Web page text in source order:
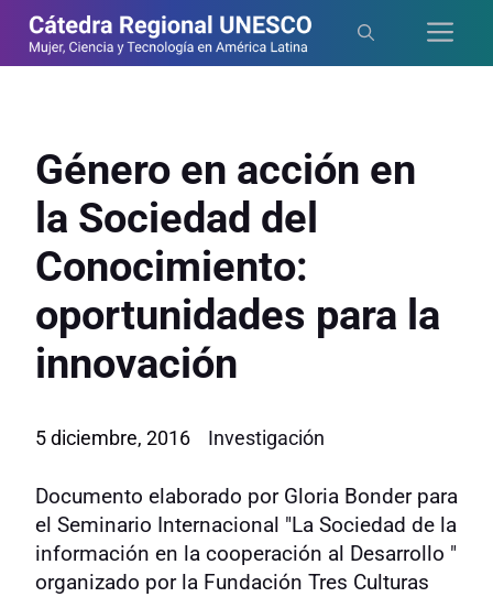
Saltar
contenido
Género en acción en
la Sociedad del
Conocimiento:
oportunidades para la
innovación
5 diciembre, 2016 Investigación
Documento elaborado por Gloria Bonder para
el Seminario Internacional "La Sociedad de la
información en la cooperación al Desarrollo "
organizado por la Fundación Tres Culturas